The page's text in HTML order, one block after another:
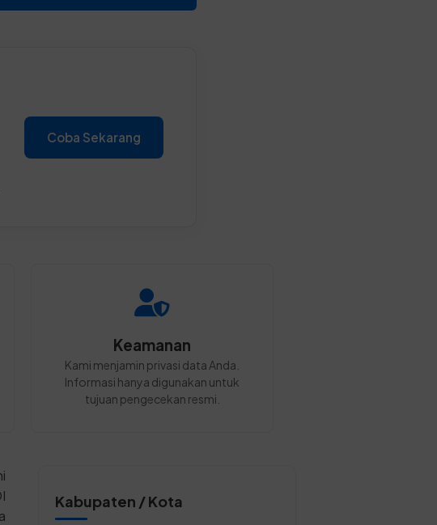
Coba Sekarang
Keamanan
Kami menjamin privasi data Anda.
Informasi hanya digunakan untuk
tujuan pengecekan resmi.
Kabupaten / Kota